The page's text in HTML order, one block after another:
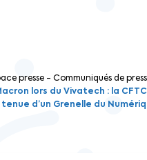
presse - Communiqués de
lors du Vivatech : la
d’un Grenelle du